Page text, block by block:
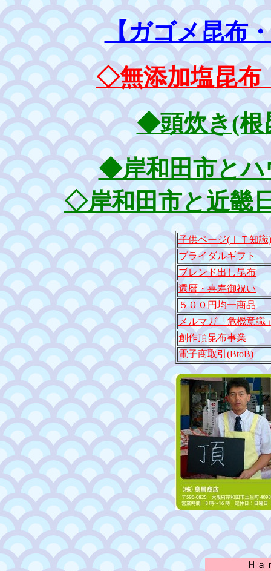
【ガゴメ昆布
◇無添加塩昆布
◆頭炊き(根
◆岸和田市と
◇岸和田市と近畿
子供ページ(ＩＴ知識)
ブライダルギフト
ブレンド出し昆布
還暦・喜寿御祝い
５００円均一商品
メルマガ「危機意識
創作頂昆布事業
電子商取引(BtoB)
Ｈａ